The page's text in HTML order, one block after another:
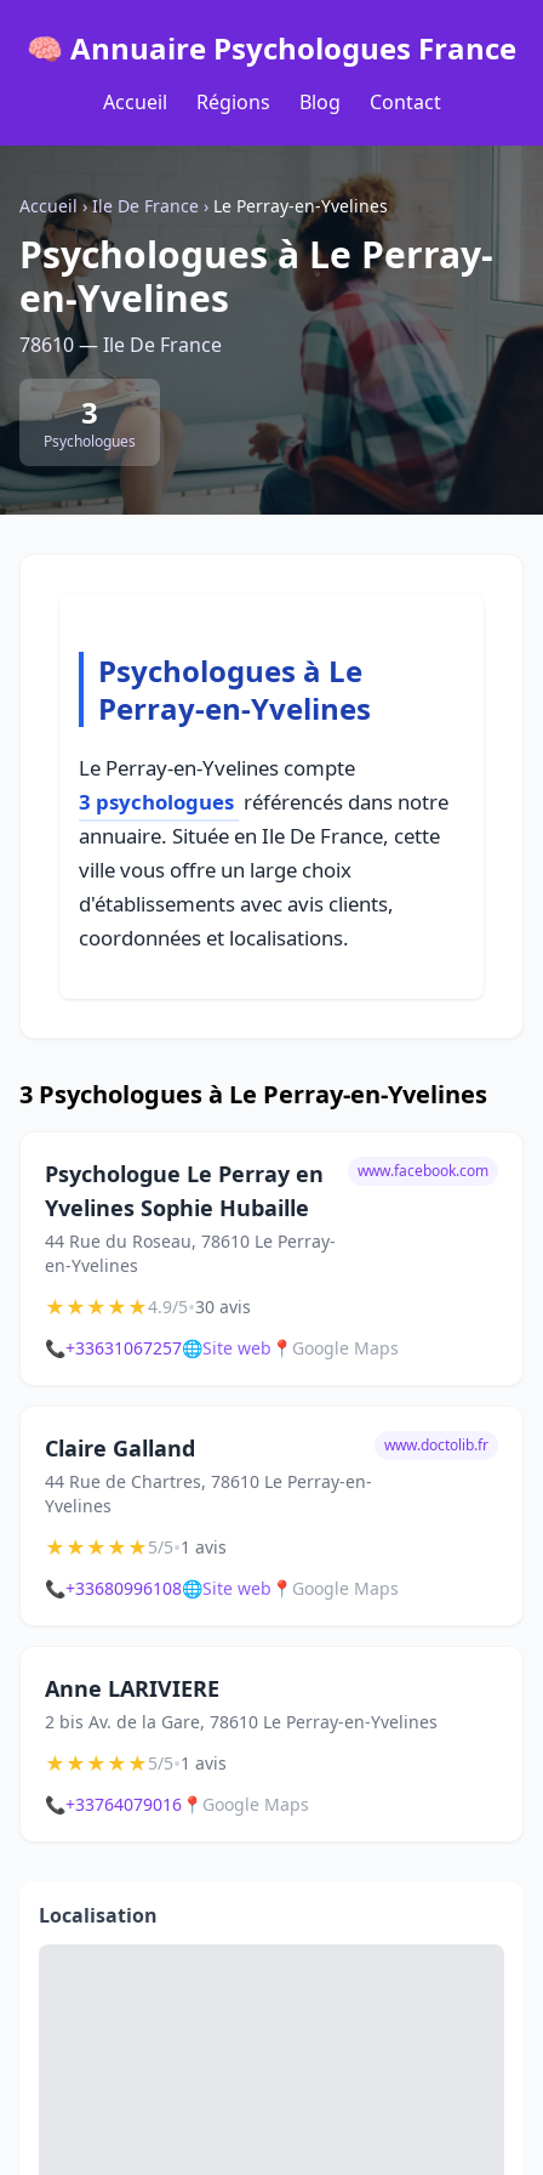
🧠 Annuaire Psychologues France
Accueil Régions Blog Contact
Accueil ›Ile De France › Le Perray-en-Yvelines
Psychologues à Le Perray-
en-Yvelines
78610 — Ile De France
3
Psychologues
Psychologues à Le
Perray-en-Yvelines
Le Perray-en-Yvelines compte
3 psychologues référencés dans notre
annuaire. Située en Ile De France, cette
ville vous offre un large choix
d'établissements avec avis clients,
coordonnées et localisations.
3 Psychologues à Le Perray-en-Yvelines
Psychologue Le Perray en
Yvelines Sophie Hubaille
44 Rue du Roseau, 78610 Le Perray-
en-Yvelines
www.facebook.com
★★★★★4.9/5•30 avis
📞+33631067257🌐Site web 📍 Google Maps
Claire Galland
44 Rue de Chartres, 78610 Le Perray-en-
Yvelines
www.doctolib.fr
★★★★★5/5•1 avis
📞+33680996108🌐Site web 📍 Google Maps
Anne LARIVIERE
2 bis Av. de la Gare, 78610 Le Perray-en-Yvelines
★★★★★5/5•1 avis
📞+33764079016 📍 Google Maps
Localisation